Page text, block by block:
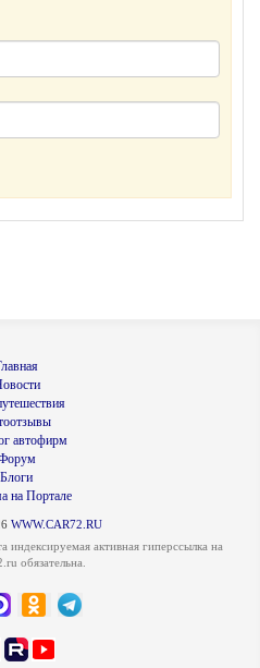
автофирм
Блоги
на Портале
WWW.CAR72.RU
индексируемая активная гиперссылка на
обязательна.